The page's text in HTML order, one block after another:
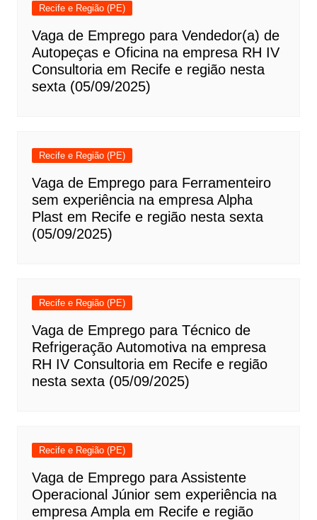
Recife e Região (PE)
Vaga de Emprego para Vendedor(a) de
Autopeças e Oficina na empresa RH IV
Consultoria em Recife e região nesta
sexta (05/09/2025)
Recife e Região (PE)
Vaga de Emprego para Ferramenteiro
sem experiência na empresa Alpha
Plast em Recife e região nesta sexta
(05/09/2025)
Recife e Região (PE)
Vaga de Emprego para Técnico de
Refrigeração Automotiva na empresa
RH IV Consultoria em Recife e região
nesta sexta (05/09/2025)
Recife e Região (PE)
Vaga de Emprego para Assistente
Operacional Júnior sem experiência na
empresa Ampla em Recife e região